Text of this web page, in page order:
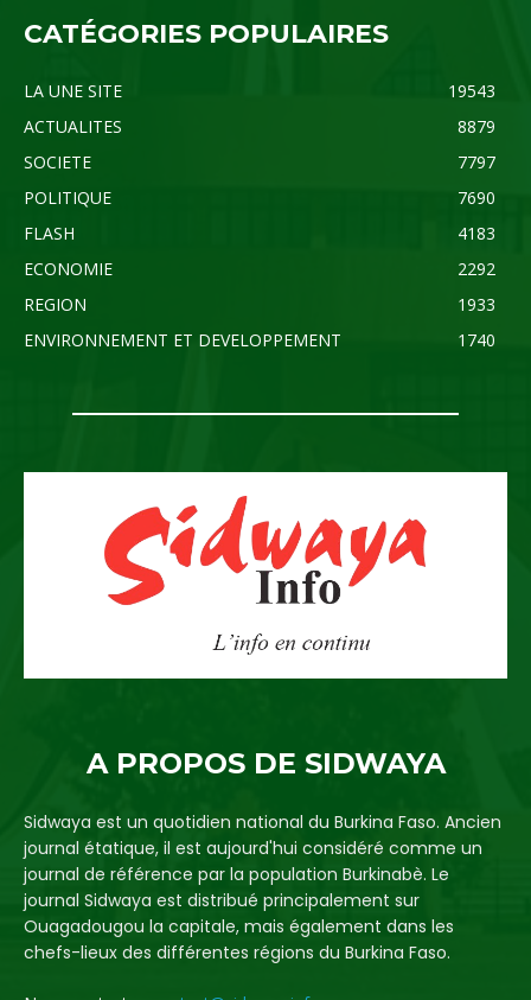
CATÉGORIES POPULAIRES
LA UNE SITE
19543
ACTUALITES
8879
SOCIETE
7797
POLITIQUE
7690
FLASH
4183
ECONOMIE
2292
REGION
1933
ENVIRONNEMENT ET DEVELOPPEMENT
1740
A PROPOS DE SIDWAYA
Sidwaya est un quotidien national du Burkina Faso. Ancien
journal étatique, il est aujourd'hui considéré comme un
journal de référence par la population Burkinabè. Le
journal Sidwaya est distribué principalement sur
Ouagadougou la capitale, mais également dans les
chefs-lieux des différentes régions du Burkina Faso.